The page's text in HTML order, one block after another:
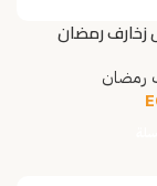
زخارف رمضان
رمضان